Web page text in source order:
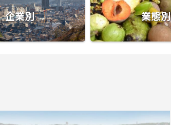
企業別 業態別